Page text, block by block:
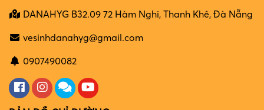
DANAHYG B32.09 72 Hàm Nghi, Thanh Khê, Đà Nẵng
vesinhdanahyg@gmail.com
0907490082